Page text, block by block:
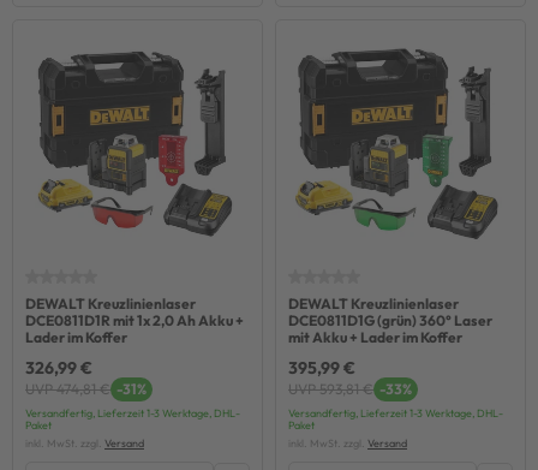
DEWALT Kreuzlinienlaser
DCE0811D1R mit 1x 2,0 Ah Akku +
Lader im Koffer
326,99 €
UVP 474,81 € -31%
Versandfertig, Lieferzeit 1-3 Werktage, DHL-
Paket
inkl. MwSt. zzgl. Versand
DEWALT Kreuzlinienlaser
DCE0811D1G (grün) 360° Laser
mit Akku + Lader im Koffer
395,99 €
UVP 593,81 € -33%
Versandfertig, Lieferzeit 1-3 Werktage, DHL-
Paket
inkl. MwSt. zzgl. Versand